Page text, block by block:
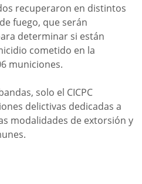
recuperaron en distintos
fuego, que serán
determinar si están
cometido en la
municiones.
solo el CICPC
delictivas dedicadas a
modalidades de extorsión y